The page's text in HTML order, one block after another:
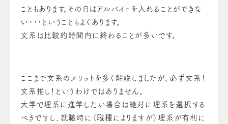
こともあります。その日はアルバイトを入れることができな
い・・・ということもよくあります。
文系は比較的時間内に終わることが多いです。
ここまで文系のメリットを多く解説しましたが、必ず文系！
文系推し！というわけではありません。
大学で理系に進学したい場合は絶対に理系を選択する
べきですし、就職時に（職種によりますが）理系が有利に